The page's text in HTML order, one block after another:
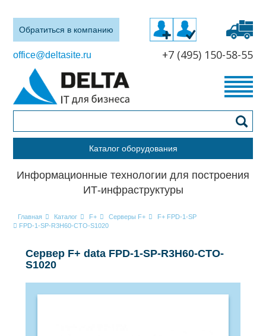
Обратиться в компанию
office@deltasite.ru +7 (495) 150-58-55
Каталог оборудования
Информационные технологии для построения
ИТ-инфраструктуры
Главная Каталог F+ Серверы F+
F+ FPD-1-SP
FPD-1-SP-R3H60-CTO-S1020
Сервер F+ data FPD-1-SP-R3H60-CTO-
S1020